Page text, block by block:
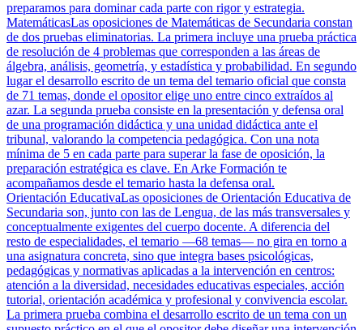
preparamos para dominar cada parte con rigor y estrategia.
MatemáticasLas oposiciones de Matemáticas de Secundaria constan
de dos pruebas eliminatorias. La primera incluye una prueba práctica
de resolución de 4 problemas que corresponden a las áreas de
álgebra, análisis, geometría, y estadística y probabilidad. En segundo
lugar el desarrollo escrito de un tema del temario oficial que consta
de 71 temas, donde el opositor elige uno entre cinco extraídos al
azar. La segunda prueba consiste en la presentación y defensa oral
de una programación didáctica y una unidad didáctica ante el
tribunal, valorando la competencia pedagógica. Con una nota
mínima de 5 en cada parte para superar la fase de oposición, la
preparación estratégica es clave. En Arke Formación te
acompañamos desde el temario hasta la defensa oral.
Orientación EducativaLas oposiciones de Orientación Educativa de
Secundaria son, junto con las de Lengua, de las más transversales y
conceptualmente exigentes del cuerpo docente. A diferencia del
resto de especialidades, el temario —68 temas— no gira en torno a
una asignatura concreta, sino que integra bases psicológicas,
pedagógicas y normativas aplicadas a la intervención en centros:
atención a la diversidad, necesidades educativas especiales, acción
tutorial, orientación académica y profesional y convivencia escolar.
La primera prueba combina el desarrollo escrito de un tema con un